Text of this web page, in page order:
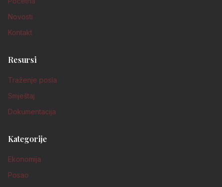
Novosti
Kontakt
Resursi
Traženje posla
Smještaj
Dokumentacija
Kategorije
Ekonomija
Posao